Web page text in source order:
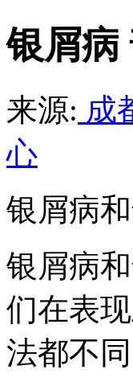
银屑病
来源: 成
心
银屑病
银屑病
们在表
法都不同